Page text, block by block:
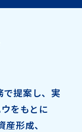
で提案し、 実
をもとに
形成、